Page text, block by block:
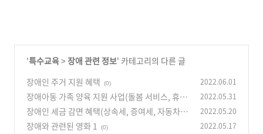
'특수교육> 장애 관련 정보' 카테고리의 다른 글
장애인 주거 지원 혜택
(0) 2022.06.01
장애아동 가족 양육 지원 사업(돌봄 서비스, 휴식
지원 프로그램) (0)
2022.05.31
장애인 세금 감면 혜택(상속세, 증여세, 자동차,
보장구)
(0)
2022.05.20
장애와 관련된 영화 1 (0) 2022.05.17